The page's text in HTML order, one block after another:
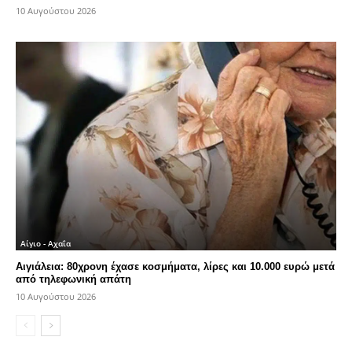
10 Αυγούστου 2026
Αίγιο - Αχαΐα
Αιγιάλεια: 80χρονη έχασε κοσμήματα, λίρες και 10.000 ευρώ μετά
από τηλεφωνική απάτη
10 Αυγούστου 2026